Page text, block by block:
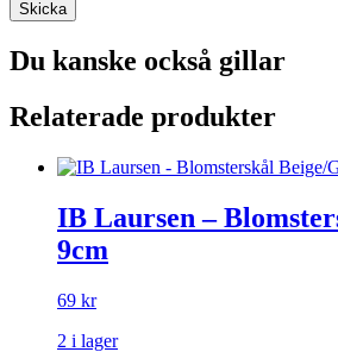
Du kanske också gillar
Relaterade produkter
IB Laursen –
9cm
69 kr
2 i lager